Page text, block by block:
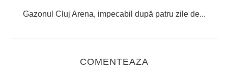
Gazonul Cluj Arena, impecabil după patru zile de...
COMENTEAZA